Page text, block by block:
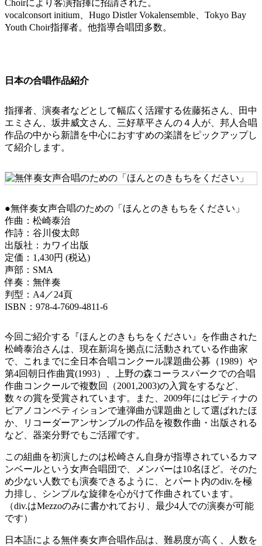
Choirにより客演指揮に招請された。
vocalconsort initium、Hugo Distler Vokalensemble、Tokyo Bay
Youth Choir指揮者。他指導合唱団多数。
日本の合唱作品紹介
指揮者、演奏者などとして幅広く活躍する佐藤拓さん、田中
エミさん、坂井威文さん、三好草平さんの４人が、邦人合唱
作品の中から新譜を中心におすすめの楽譜をピックアップし
て紹介します。
●無伴奏女声合唱のための「ほんとのきもちをください」
作曲：松崎泰治
作詩：谷川俊太郎
出版社：カワイ出版
定価：1,430円 (税込)
声部：SMA
伴奏：無伴奏
判型：A4／24頁
ISBN：978-4-7609-4811-6
今回ご紹介する『ほんとのきもちをください』を作曲された
松崎泰治さんは、現在新潟を拠点に活動されている作曲家
で、これまでに全日本合唱コンクール課題曲公募（1989）や
第4回朝日作曲賞(1993）、上野の森コーラスパークでの合唱
作曲コンクールで複数回（2001,2003)の入賞をするなど、
数々の賞を受賞されています。また、2009年にはピティナの
ピアノコンペティションで連弾曲が課題曲として選ばれたほ
か、リコーダーアンサンブルの作品を複数作曲・出版される
など、器楽分野でもご活躍です。
この組曲を初演したのは松崎さん自身が指導されているカマ
ンベールという女声合唱団で、メンバーは10名ほど。そのた
め少ない人数でも演奏できるように、とパート内のdiv.を極
力排し、シンプルな旋律を心がけて作曲されています。
（div.はMezzoのみに書かれており、最少4人での演奏が可能
です）
日本語による無伴奏女声合唱作品は、難易度が高く、人数を